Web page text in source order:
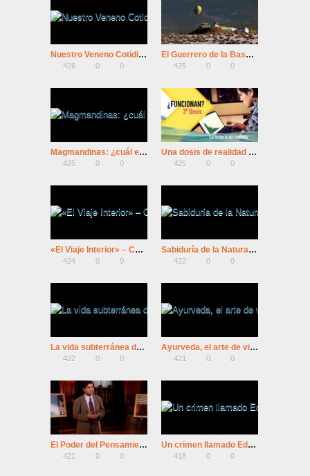
Nuestro Veneno Cotidiano
426 0 0
El Guerrero de la Basura
425 0 0
Magmandinas: ¿cuál es tu cumbre?
425 0 0
Una dosis de realidad – 3ª Dosis: ¿Funcionan?
425 0 0
«El Viaje Interior» – Conferencia de Claudio Naranjo
424 0 0
Sabiduría de la Naturaleza – ZILEY MORA
422 0 0
La vida subterránea de los árboles
422 0 0
Ayurveda, el arte de vivir
421 0 0
El Poder del Pensamiento – Deepak Chopra
421 0 0
Un crimen llamado Educación
418 0 0